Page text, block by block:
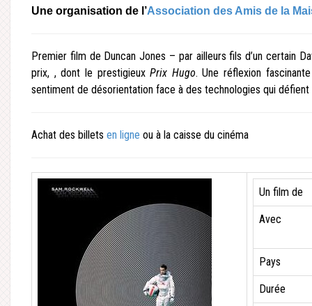
Une organisation de l’Association des Amis de la
Premier film de Duncan Jones – par ailleurs fils d’un certain
prix, , dont le prestigieuxPrix Hugo. Une réflexion
sentiment de désorientation face à des technologies qui défient
Achat des billets en ligne ou à la caisse du cinéma
Un film de
Avec
Pays
Durée